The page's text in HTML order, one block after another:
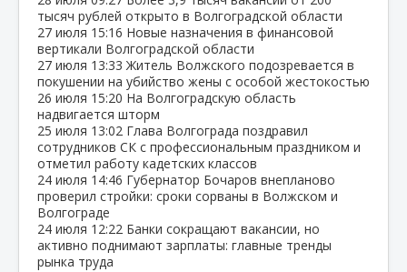
тысяч рублей открыто в Волгоградской области
27 июля 15:16 Новые назначения в финансовой
вертикали Волгоградской области
27 июля 13:33 Житель Волжского подозревается в
покушении на убийство жены с особой жестокостью
26 июля 15:20 На Волгоградскую область
надвигается шторм
25 июля 13:02 Глава Волгограда поздравил
сотрудников СК с профессиональным праздником и
отметил работу кадетских классов
24 июля 14:46 Губернатор Бочаров внепланово
проверил стройки: сроки сорваны в Волжском и
Волгограде
24 июля 12:22 Банки сокращают вакансии, но
активно поднимают зарплаты: главные тренды
рынка труда